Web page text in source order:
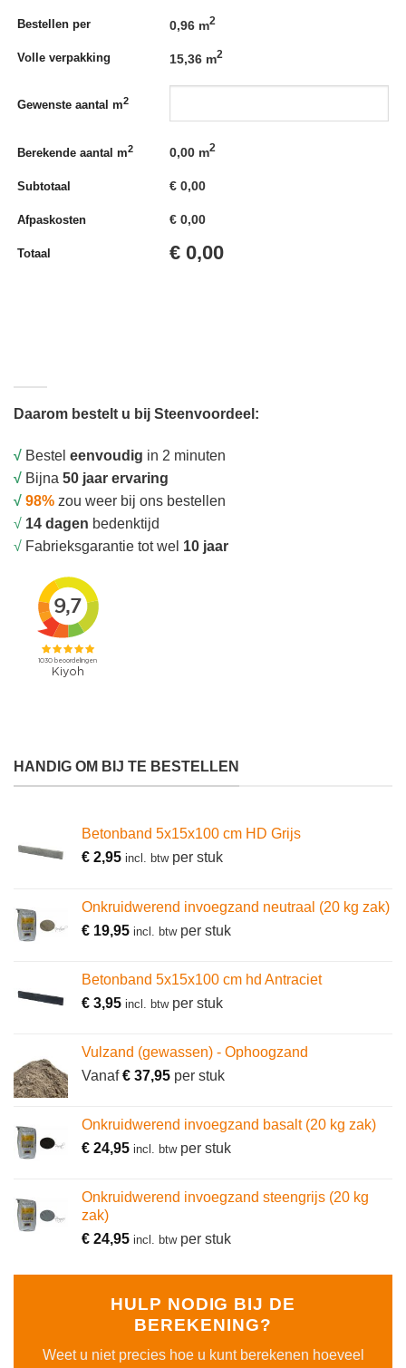
Bestellen per 0,96 m2
Volle verpakking 15,36 m2
Gewenste aantal m2
Berekende aantal m2 0,00 m2
Subtotaal €0,00
Afpaskosten €0,00
Totaal € 0,00
Daarom bestelt u bij Steenvoordeel:
√ Bestel eenvoudig in 2 minuten
√ Bijna 50 jaar ervaring
√ 98% zou weer bij ons bestellen
√ 14 dagen bedenktijd
√ Fabrieksgarantie tot wel 10 jaar
HANDIG OM BIJ TE BESTELLEN
Betonband 5x15x100 cm HD Grijs
€ 2,95 incl. btwper stuk
Onkruidwerend invoegzand neutraal (20 kg zak)
€ 19,95 incl. btwper stuk
Betonband 5x15x100 cm hd Antraciet
€ 3,95 incl. btwper stuk
Vulzand (gewassen) - Ophoogzand
Vanaf€ 37,95 per stuk
Onkruidwerend invoegzand basalt (20 kg zak)
€ 24,95 incl. btwper stuk
Onkruidwerend invoegzand steengrijs (20 kg
zak)
€ 24,95 incl. btwper stuk
HULP NODIG BIJ DE
BEREKENING?
Weet u niet precies hoe u kunt berekenen hoeveel